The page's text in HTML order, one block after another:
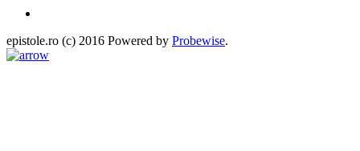
epistole.ro (c) 2016 Powered by Probewise.